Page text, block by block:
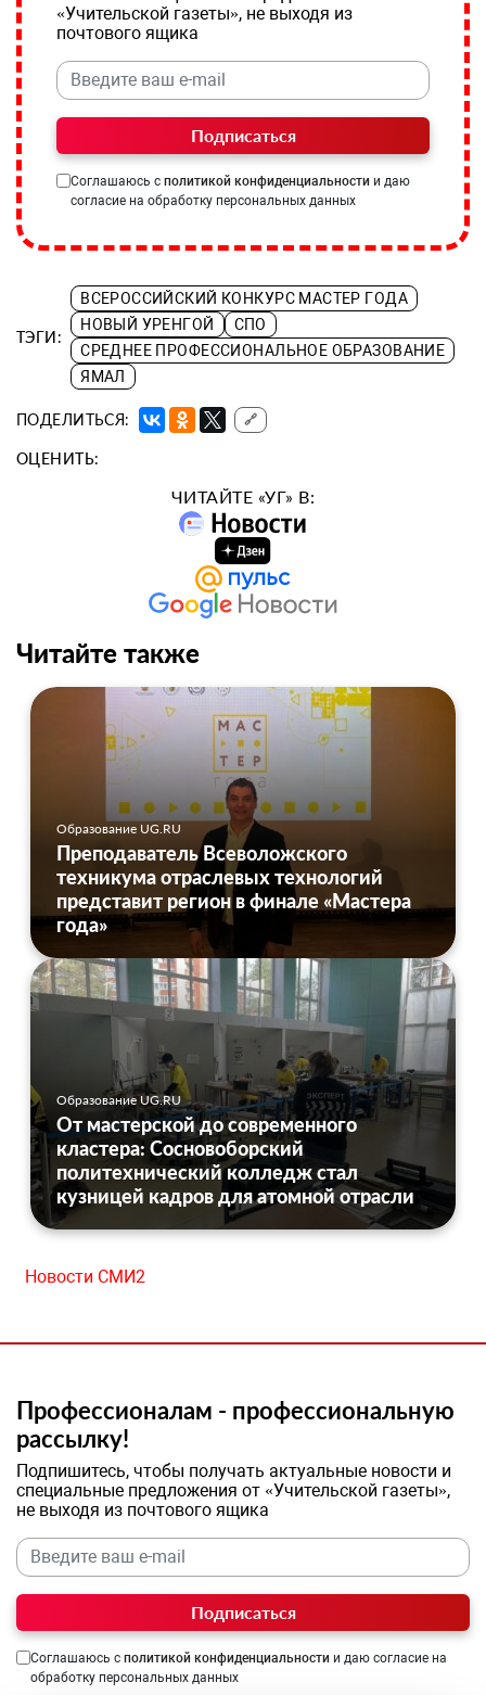
«Учительской газеты», не выходя из
почтового ящика
Подписаться
Соглашаюсь с политикой конфиденциальности и даю
согласие на обработку персональных данных
ТЭГИ:
ВСЕРОССИЙСКИЙ КОНКУРС МАСТЕР ГОДА
НОВЫЙ УРЕНГОЙ
СПО
СРЕДНЕЕ ПРОФЕССИОНАЛЬНОЕ ОБРАЗОВАНИЕ
ЯМАЛ
ПОДЕЛИТЬСЯ: 🔗
ОЦЕНИТЬ:
ЧИТАЙТЕ «УГ» В:
Читайте также
Образование UG.RU
Преподаватель Всеволожского
техникума отраслевых технологий
представит регион в финале «Мастера
года»
Образование UG.RU
От мастерской до современного
кластера: Сосновоборский
политехнический колледж стал
кузницей кадров для атомной отрасли
Новости СМИ2
Профессионалам - профессиональную
рассылку!
Подпишитесь, чтобы получать актуальные новости и
специальные предложения от «Учительской газеты»,
не выходя из почтового ящика
Подписаться
Соглашаюсь с политикой конфиденциальности и даю согласие на
обработку персональных данных